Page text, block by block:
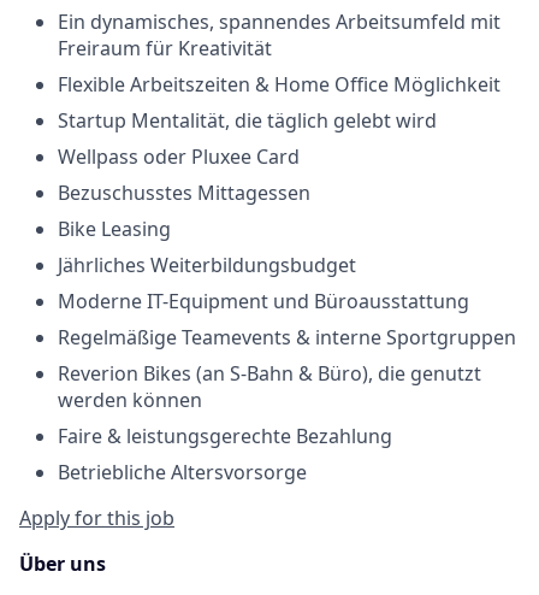
Ein dynamisches, spannendes Arbeitsumfeld mit
Freiraum für Kreativität
Flexible Arbeitszeiten & Home Office Möglichkeit
Startup Mentalität, die täglich gelebt wird
Wellpass oder Pluxee Card
Bezuschusstes Mittagessen
Bike Leasing
Jährliches Weiterbildungsbudget
Moderne IT-Equipment und Büroausstattung
Regelmäßige Teamevents & interne Sportgruppen
Reverion Bikes (an S-Bahn & Büro), die genutzt
werden können
Faire & leistungsgerechte Bezahlung
Betriebliche Altersvorsorge
Apply for this job
Über uns